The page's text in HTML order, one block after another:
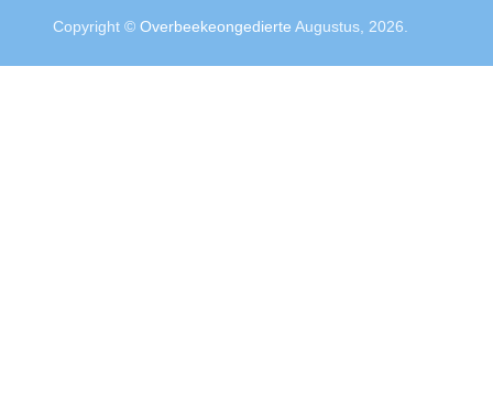
Copyright © Overbeekeongedierte Augustus, 2026.